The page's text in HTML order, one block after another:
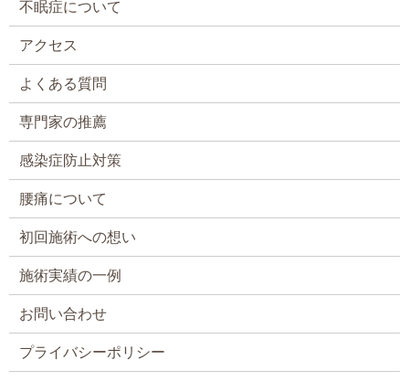
不眠症について
アクセス
よくある質問
専門家の推薦
感染症防止対策
腰痛について
初回施術への想い
施術実績の一例
お問い合わせ
プライバシーポリシー